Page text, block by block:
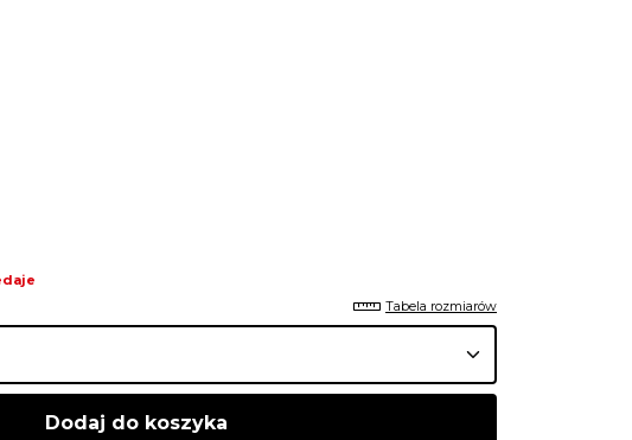
Tabela rozmiarów
Dodaj do koszyka